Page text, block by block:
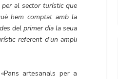
al sector turístic que
hem comptat amb la
del primer dia la seua
referent d’un ampli
artesanals per a